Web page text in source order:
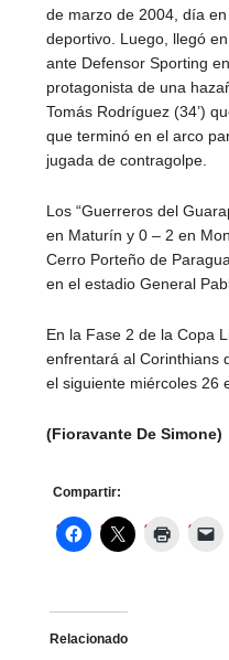
de marzo de 2004, día
deportivo. Luego, llegó
ante Defensor Sporting
protagonista de una
Tomás Rodríguez (34’)
que terminó en el arco
jugada de contragolpe.
Los “Guerreros del
en Maturín y 0 – 2 en
Cerro Porteño de
en el estadio General
En la Fase 2 de la Copa
enfrentará al Corinthians
el siguiente miércoles 26
(Fioravante De Simone)
Compartir:
Relacionado